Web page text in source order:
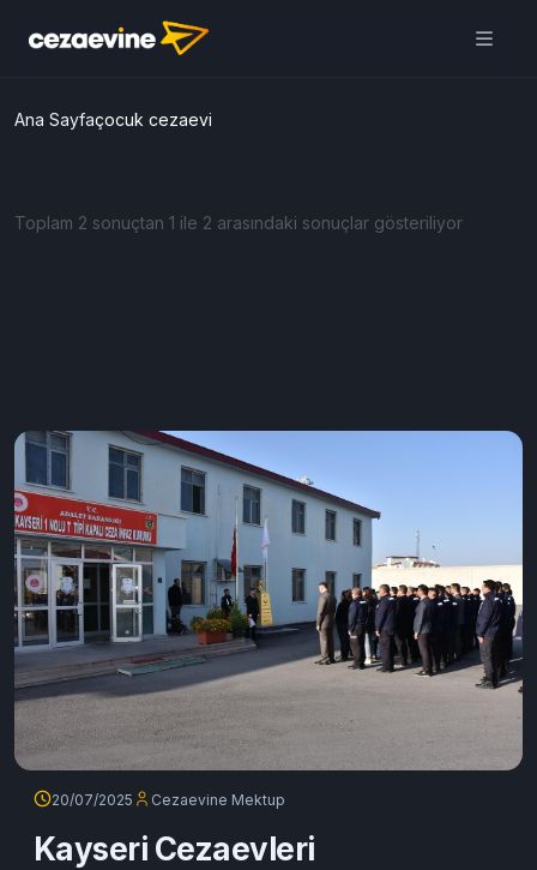
Ana Sayfaçocuk cezaevi
Toplam 2 sonuçtan 1 ile 2 arasındaki sonuçlar gösteriliyor
20/07/2025 Cezaevine Mektup
Kayseri Cezaevleri